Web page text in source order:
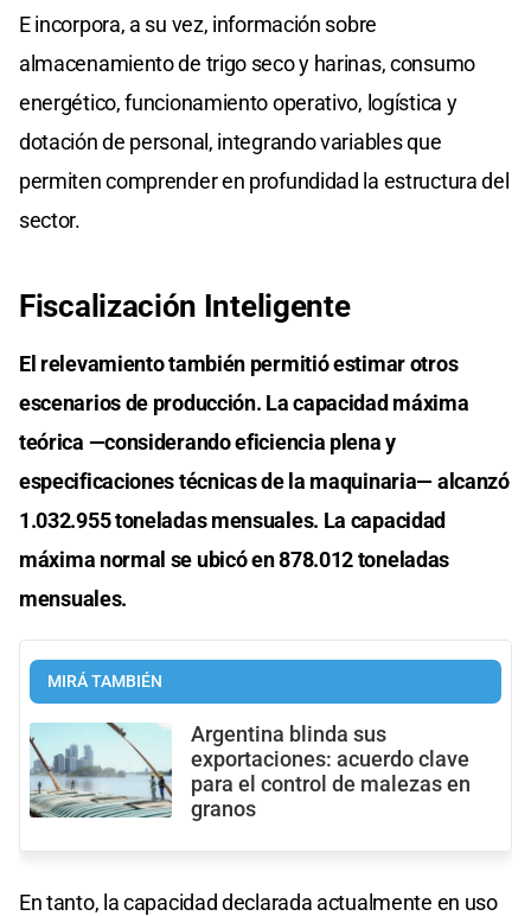
E incorpora, a su vez, información sobre
almacenamiento de trigo seco y harinas, consumo
energético, funcionamiento operativo, logística y
dotación de personal, integrando variables que
permiten comprender en profundidad la estructura del
sector.
Fiscalización Inteligente
El relevamiento también permitió estimar otros
escenarios de producción. La capacidad máxima
teórica —considerando eficiencia plena y
especificaciones técnicas de la maquinaria— alcanzó
1.032.955 toneladas mensuales. La capacidad
máxima normal se ubicó en 878.012 toneladas
mensuales.
MIRÁ TAMBIÉN
Argentina blinda sus
exportaciones: acuerdo clave
para el control de malezas en
granos
En tanto, la capacidad declarada actualmente en uso